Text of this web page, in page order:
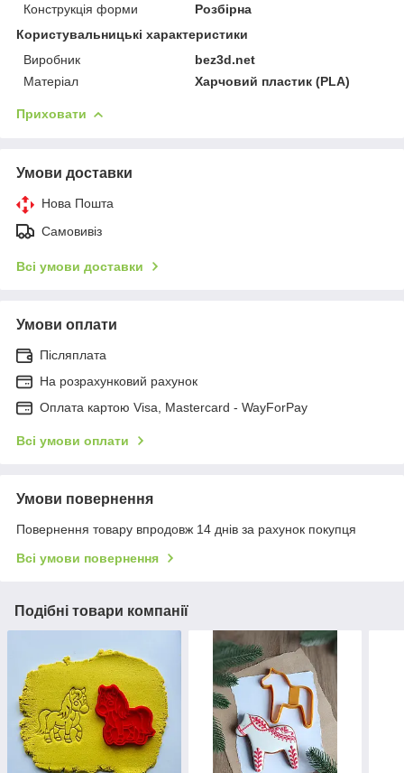
Конструкція форми
Розбірна
Користувальницькі характеристики
Виробник
bez3d.net
Матеріал
Харчовий пластик (PLA)
Приховати
Умови доставки
Нова Пошта
Самовивіз
Всі умови доставки
Умови оплати
Післяплата
На розрахунковий рахунок
Оплата картою Visa, Mastercard - WayForPay
Всі умови оплати
Умови повернення
Повернення товару впродовж 14 днів за рахунок покупця
Всі умови повернення
Подібні товари компанії